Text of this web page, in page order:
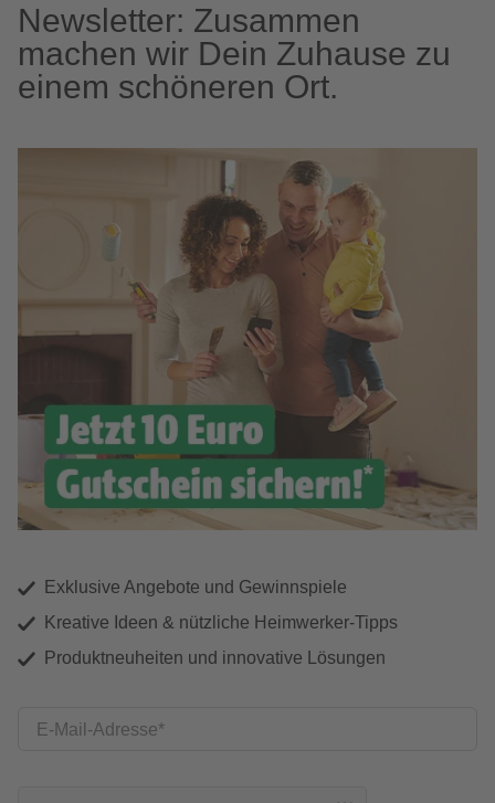
Newsletter: Zusammen
machen wir Dein Zuhause zu
einem schöneren Ort.
Exklusive Angebote und Gewinnspiele
Kreative Ideen & nützliche Heimwerker-Tipps
Produktneuheiten und innovative Lösungen
E-Mail-Adresse